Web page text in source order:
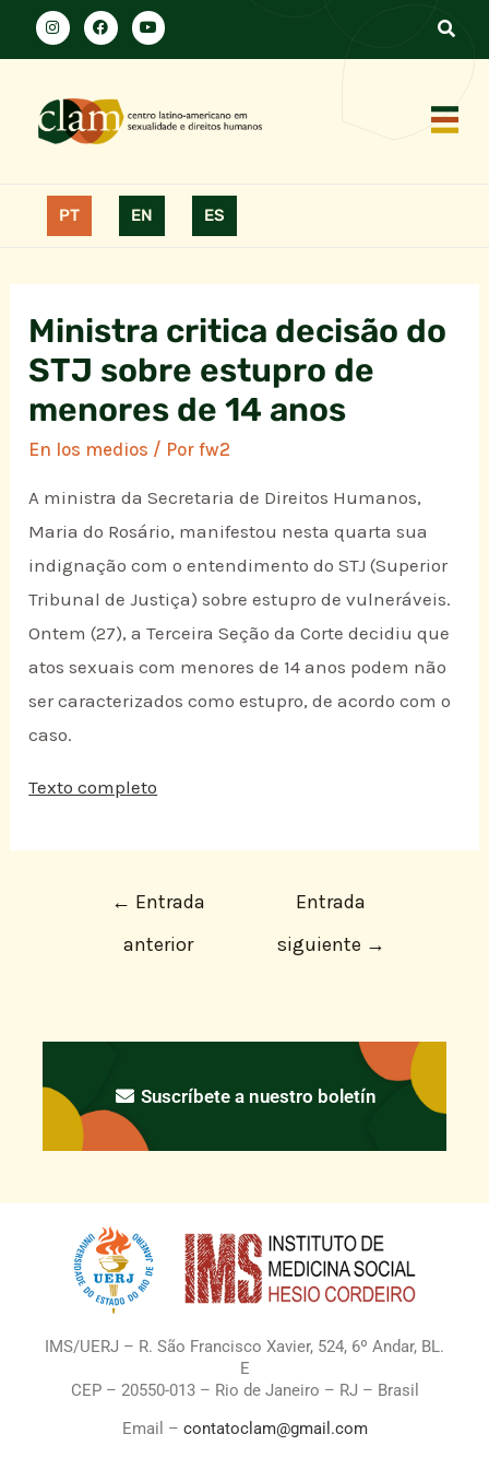
PT EN ES
Ministra critica decisão do
STJ sobre estupro de
menores de 14 anos
En los medios / Porfw2
A ministra da Secretaria de Direitos Humanos,
Maria do Rosário, manifestou nesta quarta sua
indignação com o entendimento do STJ (Superior
Tribunal de Justiça) sobre estupro de vulneráveis.
Ontem (27), a Terceira Seção da Corte decidiu que
atos sexuais com menores de 14 anos podem não
ser caracterizados como estupro, de acordo com o
caso.
Texto completo
← Entrada
anterior
Entrada
siguiente →
Suscríbete a nuestro boletín
IMS/UERJ – R. São Francisco Xavier, 524, 6º Andar, BL.
E
CEP – 20550-013 – Rio de Janeiro – RJ – Brasil
Email – contatoclam@gmail.com